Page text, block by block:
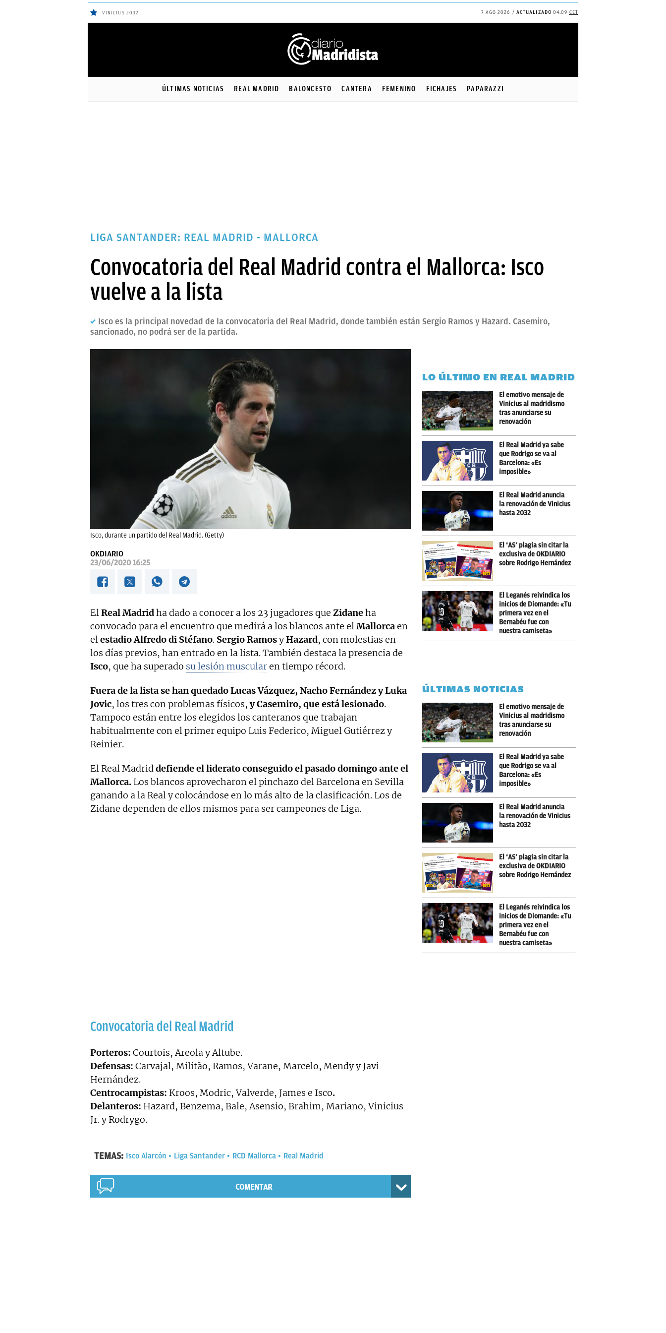
VINICIUS 2032 7 AGO 2026 ACTUALIZADO 04:09 CET
ÚLTIMAS NOTICIAS REAL MADRID BALONCESTO CANTERA FEMENINO FICHAJES PAPARAZZI
LIGA SANTANDER: REAL MADRID - MALLORCA
Convocatoria del Real Madrid contra el Mallorca: Isco
vuelve a la lista
Isco es la principal novedad de la convocatoria del Real Madrid, donde también están Sergio Ramos y Hazard. Casemiro,
sancionado, no podrá ser de la partida.
Isco, durante un partido del Real Madrid. (Getty)
OKDIARIO
23/06/2020 16:25
ElReal Madridha dado a conocer a los 23 jugadores que Zidaneha
convocado para el encuentro que medirá a los blancos ante elMallorcaen
elestadio Alfredo di Stéfano. Sergio RamosyHazard, con molestias en
los días previos, han entrado en la lista. También destaca la presencia de
Isco, que ha superado su lesión muscularen tiempo récord.
Fuera de la lista se han quedado Lucas Vázquez, Nacho Fernández y Luka
Jovic, los tres con problemas físicos,y Casemiro, que está lesionado.
Tampoco están entre los elegidos los canteranos que trabajan
habitualmente con el primer equipo Luis Federico, Miguel Gutiérrez y
Reinier.
El Real Madriddefiende el liderato conseguido el pasado domingo ante el
Mallorca. Los blancos aprovecharon el pinchazo del Barcelona en Sevilla
ganando a la Real y colocándose en lo más alto de la clasificación. Los de
Zidane dependen de ellos mismos para ser campeones de Liga.
Convocatoria del Real Madrid
Porteros: Courtois, Areola y Altube.
Defensas: Carvajal, Militão, Ramos, Varane, Marcelo, Mendy y Javi
Hernández.
Centrocampistas: Kroos, Modric, Valverde, James e Isco.
Delanteros: Hazard, Benzema, Bale, Asensio, Brahim, Mariano, Vinicius
Jr. y Rodrygo.
TEMAS: Isco Alarcón Liga Santander RCD Mallorca Real Madrid
COMENTAR
LO ÚLTIMO EN REAL MADRID
El emotivo mensaje de
Vinicius al madridismo
tras anunciarse su
renovación
El Real Madrid ya sabe
que Rodrigo se va al
Barcelona: «Es
imposible»
El Real Madrid anuncia
la renovación de Vinicius
hasta 2032
El ‘AS’ plagia sin citar la
exclusiva de OKDIARIO
sobre Rodrigo Hernández
El Leganés reivindica los
inicios de Diomande: «Tu
primera vez en el
Bernabéu fue con
nuestra camiseta»
ÚLTIMAS NOTICIAS
El emotivo mensaje de
Vinicius al madridismo
tras anunciarse su
renovación
El Real Madrid ya sabe
que Rodrigo se va al
Barcelona: «Es
imposible»
El Real Madrid anuncia
la renovación de Vinicius
hasta 2032
El ‘AS’ plagia sin citar la
exclusiva de OKDIARIO
sobre Rodrigo Hernández
El Leganés reivindica los
inicios de Diomande: «Tu
primera vez en el
Bernabéu fue con
nuestra camiseta»